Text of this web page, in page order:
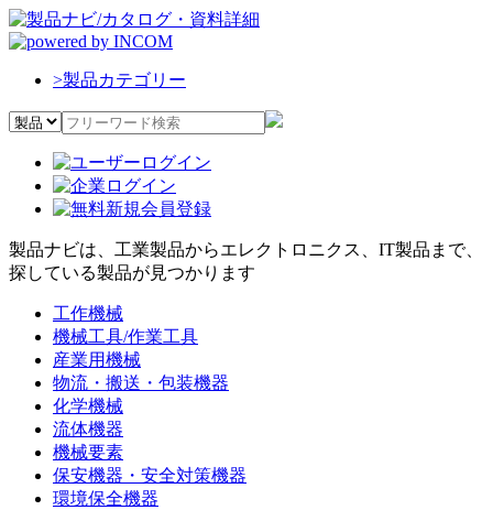
>製品カテゴリー
製品ナビは、工業製品からエレクトロニクス、IT製品まで、
探している製品が見つかります
工作機械
機械工具/作業工具
産業用機械
物流・搬送・包装機器
化学機械
流体機器
機械要素
保安機器・安全対策機器
環境保全機器